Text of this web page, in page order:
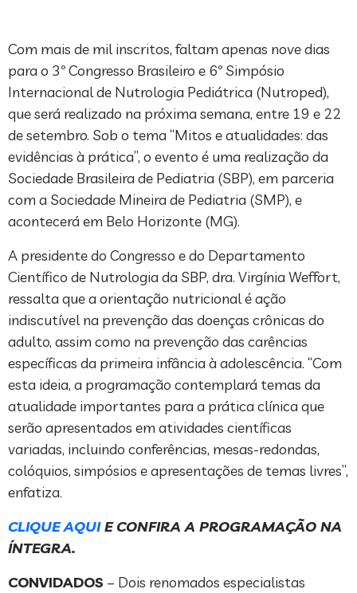
Com mais de mil inscritos, faltam apenas nove dias
para o 3º Congresso Brasileiro e 6º Simpósio
Internacional de Nutrologia Pediátrica (Nutroped),
que será realizado na próxima semana, entre 19 e 22
de setembro. Sob o tema “Mitos e atualidades: das
evidências à prática”, o evento é uma realização da
Sociedade Brasileira de Pediatria (SBP), em parceria
com a Sociedade Mineira de Pediatria (SMP), e
acontecerá em Belo Horizonte (MG).
A presidente do Congresso e do Departamento
Científico de Nutrologia da SBP, dra. Virgínia Weffort,
ressalta que a orientação nutricional é ação
indiscutível na prevenção das doenças crônicas do
adulto, assim como na prevenção das carências
específicas da primeira infância à adolescência. “Com
esta ideia, a programação contemplará temas da
atualidade importantes para a prática clínica que
serão apresentados em atividades científicas
variadas, incluindo conferências, mesas-redondas,
colóquios, simpósios e apresentações de temas livres”,
enfatiza.
CLIQUE AQUIE CONFIRA A PROGRAMAÇÃO NA
ÍNTEGRA.
CONVIDADOS – Dois renomados especialistas